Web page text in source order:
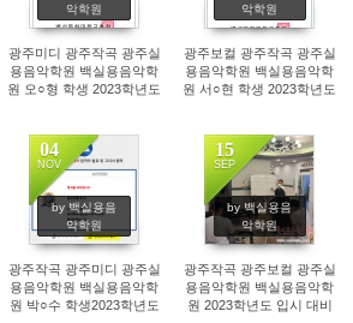
악학원
광주미디 광주작곡 광주실
용음악학원 백실용음악학
원 오○형 학생 2023학년도
악학원
광주보컬 광주작곡 광주실
용음악학원 백실용음악학
원 서○현 학생 2023학년도
04
NOV
by 백실용음
악학원
240
광주작곡 광주미디 광주실
용음악학원 백실용음악학
원 박○수 학생2023학년도
15
SEP
by 백실용음
악학원
405
광주작곡 광주보컬 광주실
용음악학원 백실용음악학
원 2023학년도 입시 대비